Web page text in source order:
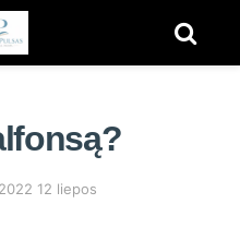
2022 12 liepos